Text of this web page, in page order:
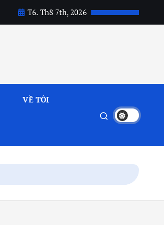
T6. Th8 7th, 2026
VỀ TÔI